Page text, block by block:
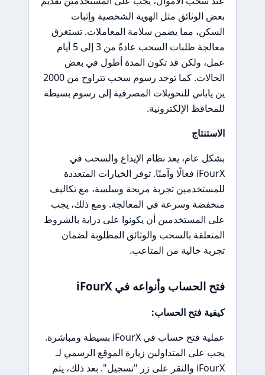
بعض الوثائق مثل الهوية الشخصية وإثبات
السكن، مما يضمن سلامة المعاملات. تستغرق
معالجة طلبات السحب عادةً من 3 إلى 5 أيام
عمل، ولكن قد تكون المدة أطول في بعض
الحالات. كما توجد رسوم سحب تتراوح من 2000
ين ياباني للتحويلات المصرفية إلى رسوم بسيطة
للمحافظ الإلكترونية.
الاستنتاج
بشكل عام، يعد نظام الإيداع والسحب في
iFourX فعالًا وآمنًا. توفر الخيارات المتعددة
للمستخدمين تجربة مريحة وسلسة، مع تكاليف
منخفضة وسرعة في المعالجة. ومع ذلك، يجب
على المستخدمين أن يكونوا على دراية بالشروط
المتعلقة بالسحب والوثائق المطلوبة لضمان
تجربة خالية من المتاعب.
فتح الحساب وأنواعه في iFourX
كيفية فتح الحساب:
عملية فتح حساب في iFourX بسيطة ومباشرة.
يجب على المتداولين زيارة الموقع الرسمي لـ
iFourX والنقر على زر "تسجيل". بعد ذلك، يتم